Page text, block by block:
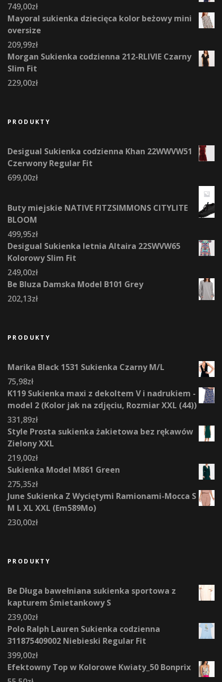
749,00zł
Mayoral sukienka dziecięca kolor beżowy mini
oversize
209,99zł
Morgan Sukienka codzienna 212-RLIVIE Czarny
Slim Fit
229,00zł
PRODUKTY
Desigual Sukienka codzienna Khan 22WWVW51
Czerwony Regular Fit
699,00zł
Buty miejskie NATIVE FITZSIMMONS CITYLITE
BLOOM
499,95zł
Desigual Sukienka letnia Altaira 22SWVW65
Kolorowy Slim Fit
249,00zł
Be Bluza Damska Model B101 Grey
202,13zł
PRODUKTY
Marika Black 1531 Sukienka Czarny M/L
75,98zł
K119 Sukienka maxi z dekoltem V i nadrukiem -
model 2 (Kolor jak na zdjęciu, Rozmiar XXL (44))
331,89zł
Style Prosta sukienka żakietowa bez rękawów
Zielony XXL
219,00zł
Sukienka Model M861 Green
275,35zł
June Sukienka Z Wyciętymi Ramionami-Mocca S
M L XL XXL (Em589Mo)
230,00zł
PRODUKTY
Be Długa bawełniana sukienka sportowa z
kapturem Śmietankowy S
239,00zł
Polo Ralph Lauren Sukienka codzienna
311875409002 Niebieski Regular Fit
399,00zł
Efektowny Top w Kolorowe Kwiaty_50 Bonprix